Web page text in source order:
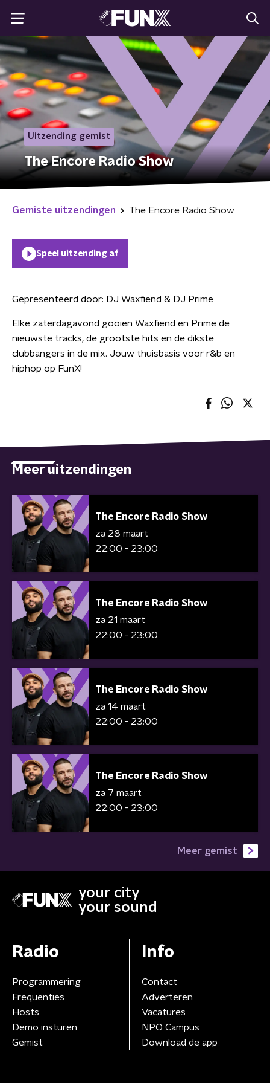
Uitzending gemist
The Encore Radio Show
Gemiste uitzendingen The Encore Radio Show
Speel uitzending af
Gepresenteerd door: DJ Waxfiend & DJ Prime
Elke zaterdagavond gooien Waxfiend en Prime de
nieuwste tracks, de grootste hits en de dikste
clubbangers in de mix. Jouw thuisbasis voor r&b en
hiphop op FunX!
Meer uitzendingen
The Encore Radio Show
za 28 maart
22:00 - 23:00
The Encore Radio Show
za 21 maart
22:00 - 23:00
The Encore Radio Show
za 14 maart
22:00 - 23:00
The Encore Radio Show
za 7 maart
22:00 - 23:00
Meer gemist
your city
your sound
Radio
Programmering
Frequenties
Hosts
Demo insturen
Gemist
Info
Contact
Adverteren
Vacatures
NPO Campus
Download de app